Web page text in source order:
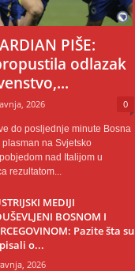
PIŠE:
odlazak
2026 0
do posljednje minute Bosna
na Svjetsko
nad Italijom u
rezultatom...
MEDIJI
BOSNOM I
Pazite šta su
o...
2026